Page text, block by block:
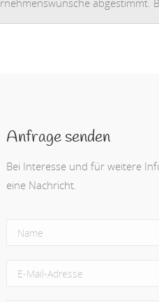
Anfrage senden
Bei Interesse und für weitere
eine Nachricht.